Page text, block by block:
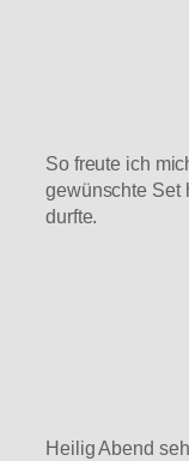
So freute ich
gewünschte Set
durfte.
Heilig Abend